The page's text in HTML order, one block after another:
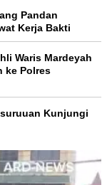
Pandan
Kerja Bakti
Waris Mardeyah
ke Polres
Kunjungi